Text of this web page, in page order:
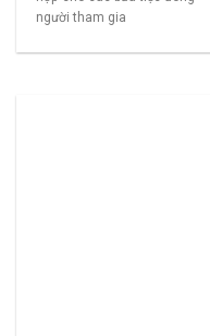
người tham gia